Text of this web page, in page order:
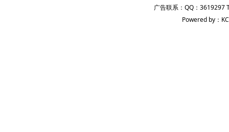
广告联系：QQ：3619297
Powered by：